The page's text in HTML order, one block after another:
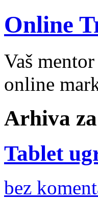
Online
Vaš
online
Arhiva za
Tablet
bez